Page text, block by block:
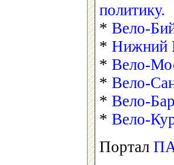
политику.
* Вело-
* Нижний
* Вело-
* Вело-
* Вело-
* Вело-
Портал